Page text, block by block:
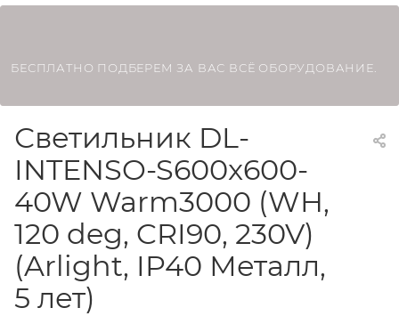
БЕСПЛАТНО ПОДБЕРЕМ ЗА ВАС ВСЁ ОБОРУДОВАНИЕ.
Светильник DL-
INTENSO-S600x600-
40W Warm3000 (WH,
120 deg, CRI90, 230V)
(Arlight, IP40 Металл,
5 лет)